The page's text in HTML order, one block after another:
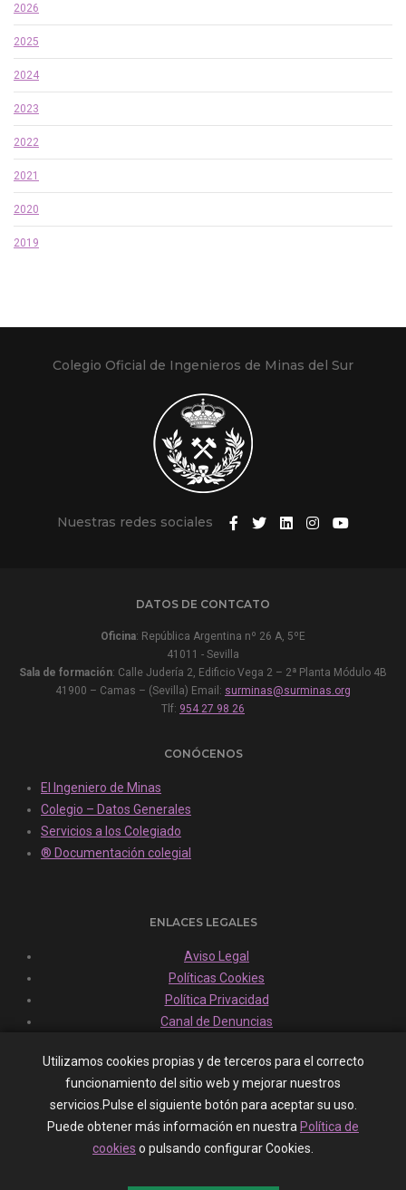
2026
2025
2024
2023
2022
2021
2020
2019
Utilizamos cookies propias y de terceros para el correcto
funcionamiento del sitio web y mejorar nuestros
servicios.Pulse el siguiente botón para aceptar su uso.
Puede obtener más información en nuestra Política de
cookies o pulsando configurar Cookies.
Colegio Oficial de Ingenieros de Minas del Sur
Nuestras redes sociales
DATOS DE CONTCATO
Oficina: República Argentina nº 26 A, 5ºE
41011 - Sevilla
Sala de formación: Calle Judería 2, Edificio Vega 2 – 2ª Planta Módulo 4B
41900 – Camas – (Sevilla) Email: surminas@surminas.org
Tlf: 954 27 98 26
CONÓCENOS
El Ingeniero de Minas
Colegio – Datos Generales
Servicios a los Colegiado
® Documentación colegial
ENLACES LEGALES
Aviso Legal
Políticas Cookies
Política Privacidad
Canal de Denuncias
HORARIO Y SITUACIÓN
Lunes - Viernes - 10:00 a 14:00